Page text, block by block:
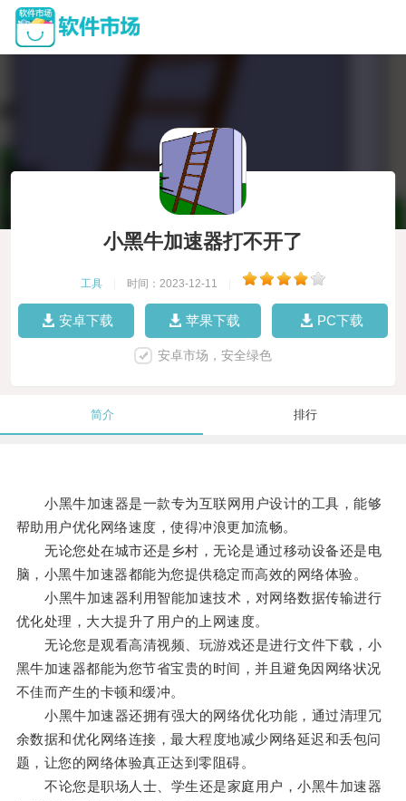
小黑牛加速器打不开了
工具 时间：2023-12-11
安卓下载 苹果下载 PC下载
安卓市场，安全绿色
简介 排行
小黑牛加速器是一款专为互联网用户设计的工具，能够
帮助用户优化网络速度，使得冲浪更加流畅。
无论您处在城市还是乡村，无论是通过移动设备还是电
脑，小黑牛加速器都能为您提供稳定而高效的网络体验。
小黑牛加速器利用智能加速技术，对网络数据传输进行
优化处理，大大提升了用户的上网速度。
无论您是观看高清视频、玩游戏还是进行文件下载，小
黑牛加速器都能为您节省宝贵的时间，并且避免因网络状况
不佳而产生的卡顿和缓冲。
小黑牛加速器还拥有强大的网络优化功能，通过清理冗
余数据和优化网络连接，最大程度地减少网络延迟和丢包问
题，让您的网络体验真正达到零阻碍。
不论您是职场人士、学生还是家庭用户，小黑牛加速器